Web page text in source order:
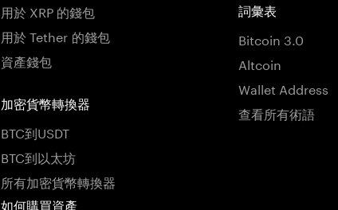
用於 XRP 的錢包
用於 Tether 的錢包
資產錢包
加密貨幣轉換器
BTC到USDT
BTC到以太坊
所有加密貨幣轉換器
如何購買資產
詞彙表
Bitcoin 3.0
Altcoin
Wallet Address
查看所有術語